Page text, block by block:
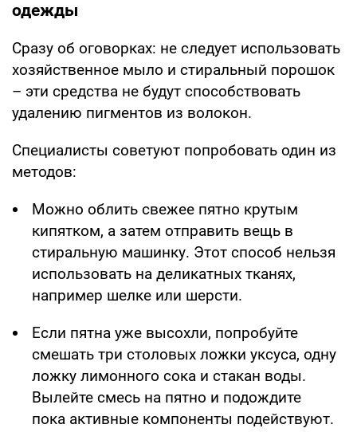
одежды
Сразу об оговорках: не следует использовать
хозяйственное мыло и стиральный порошок
– эти средства не будут способствовать
удалению пигментов из волокон.
Специалисты советуют попробовать один из
методов:
Можно облить свежее пятно крутым
кипятком, а затем отправить вещь в
стиральную машинку. Этот способ нельзя
использовать на деликатных тканях,
например шелке или шерсти.
Если пятна уже высохли, попробуйте
смешать три столовых ложки уксуса, одну
ложку лимонного сока и стакан воды.
Вылейте смесь на пятно и подождите
пока активные компоненты подействуют.